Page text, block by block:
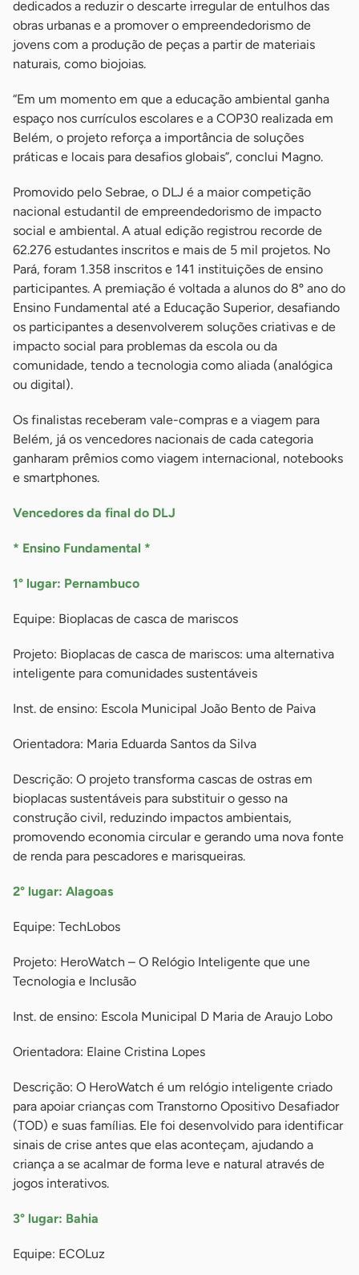
dedicados a reduzir o descarte irregular de entulhos das
obras urbanas e a promover o empreendedorismo de
jovens com a produção de peças a partir de materiais
naturais, como biojoias.
“Em um momento em que a educação ambiental ganha
espaço nos currículos escolares e a COP30 realizada em
Belém, o projeto reforça a importância de soluções
práticas e locais para desafios globais”, conclui Magno.
Promovido pelo Sebrae, o DLJ é a maior competição
nacional estudantil de empreendedorismo de impacto
social e ambiental. A atual edição registrou recorde de
62.276 estudantes inscritos e mais de 5 mil projetos. No
Pará, foram 1.358 inscritos e 141 instituições de ensino
participantes. A premiação é voltada a alunos do 8º ano do
Ensino Fundamental até a Educação Superior, desafiando
os participantes a desenvolverem soluções criativas e de
impacto social para problemas da escola ou da
comunidade, tendo a tecnologia como aliada (analógica
ou digital).
Os finalistas receberam vale-compras e a viagem para
Belém, já os vencedores nacionais de cada categoria
ganharam prêmios como viagem internacional, notebooks
e smartphones.
Vencedores da final do DLJ
* Ensino Fundamental *
1° lugar: Pernambuco
Equipe: Bioplacas de casca de mariscos
Projeto: Bioplacas de casca de mariscos: uma alternativa
inteligente para comunidades sustentáveis
Inst. de ensino: Escola Municipal João Bento de Paiva
Orientadora: Maria Eduarda Santos da Silva
Descrição: O projeto transforma cascas de ostras em
bioplacas sustentáveis para substituir o gesso na
construção civil, reduzindo impactos ambientais,
promovendo economia circular e gerando uma nova fonte
de renda para pescadores e marisqueiras.
2° lugar: Alagoas
Equipe: TechLobos
Projeto: HeroWatch – O Relógio Inteligente que une
Tecnologia e Inclusão
Inst. de ensino: Escola Municipal D Maria de Araujo Lobo
Orientadora: Elaine Cristina Lopes
Descrição: O HeroWatch é um relógio inteligente criado
para apoiar crianças com Transtorno Opositivo Desafiador
(TOD) e suas famílias. Ele foi desenvolvido para identificar
sinais de crise antes que elas aconteçam, ajudando a
criança a se acalmar de forma leve e natural através de
jogos interativos.
3° lugar: Bahia
Equipe: ECOLuz